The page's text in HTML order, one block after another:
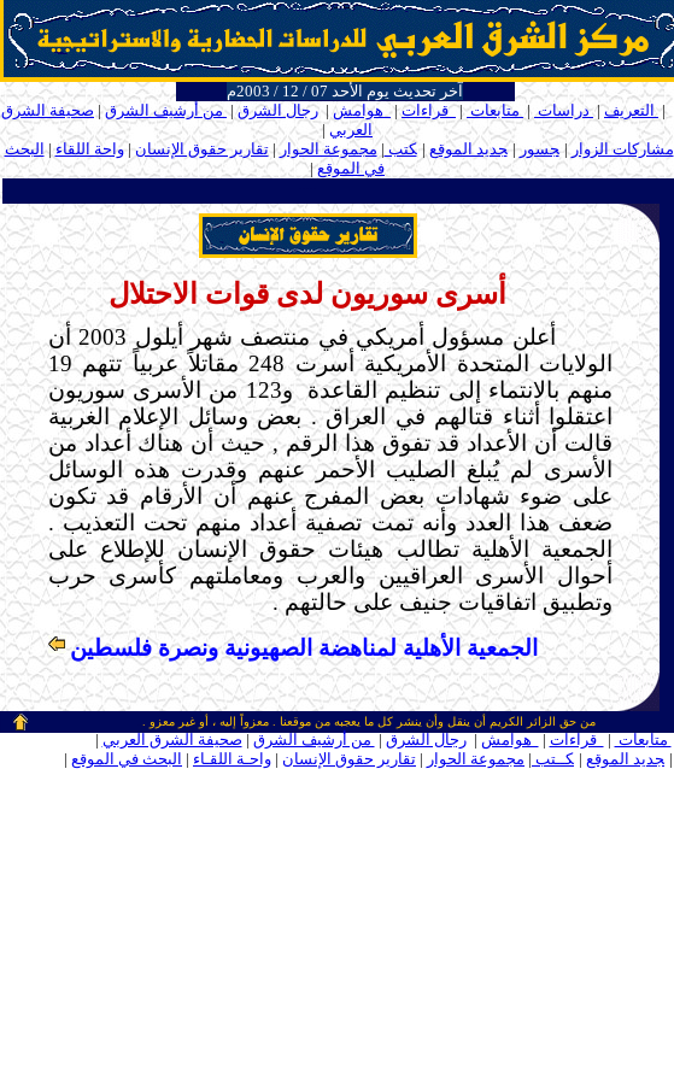
آخر تحديث يوم الأحد 07 / 12 / 2003م
| التعريف|دراسات | متابعات |قراءات|هوامش |رجال الشرق | من أرشيف الشرق| صحيفة الشرق
العربي |ـ
مشاركات الزوار| ـجسور | ـجديد الموقع | ـكتب |مجموعة الحوار|تقارير حقوق الإنسان |واحة اللقاء|البحث
في الموقع| ـ
أسرى سوريون لدى قوات الاحتلال
أعلن مسؤول أمريكي في منتصف شهر أيلول 2003 أن
الولايات المتحدة الأمريكية أسرت 248 مقاتلاً عربياً تتهم 19
منهم بالانتماء إلى تنظيم القاعدة
و123 من الأسرى سوريون
اعتقلوا أثناء قتالهم في العراق . بعض وسائل الإعلام الغربية
قالت أن الأعداد قد تفوق هذا الرقم , حيث أن هناك أعداد من
الأسرى لم يُبلغ الصليب الأحمر عنهم وقدرت هذه الوسائل
على ضوء شهادات بعض المفرج عنهم أن الأرقام قد تكون
ضعف هذا العدد وأنه تمت تصفية أعداد منهم تحت التعذيب .
الجمعية الأهلية تطالب هيئات حقوق الإنسان للإطلاع على
أحوال الأسرى العراقيين والعرب ومعاملتهم كأسرى حرب
وتطبيق اتفاقيات جنيف على حالتهم .
الجمعية الأهلية لمناهضة الصهيونية ونصرة فلسطين
من حق الزائر الكريم أن ينقل وأن ينشر كل ما يعجبه من موقعنا . معزواً إليه ، أو غير معزو .
متابعات | قراءات | هوامش |رجال الشرق | من أرشيف الشرق | صحيفة الشرق العربي |
| جديد الموقع | كــتب | مجموعة الحوار | تقارير حقوق الإنسان | واحـة اللقـاء | البحث في الموقع |